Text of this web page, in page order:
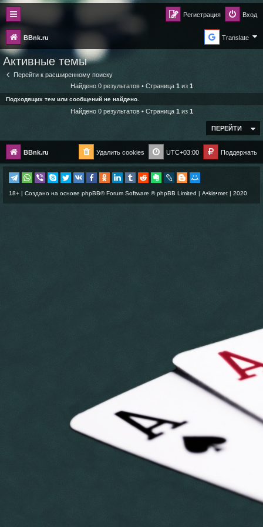
Вход
Регистрация
BBnk.ru Translate
Активные темы
Перейти к расширенному поиску
Найдено 0 результатов • Страница 1 из 1
Подходящих тем или сообщений не найдено.
Найдено 0 результатов • Страница 1 из 1
ПЕРЕЙТИ
BBnk.ru Поддержать
UTC+03:00
Удалить cookies
18+ | Создано на основе phpBB® Forum Software © phpBB Limited | A•kis•met | 2020